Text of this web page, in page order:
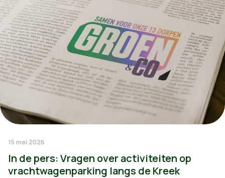
15 mei 2026
In de pers: Vragen over activiteiten op
vrachtwagenparking langs de Kreek